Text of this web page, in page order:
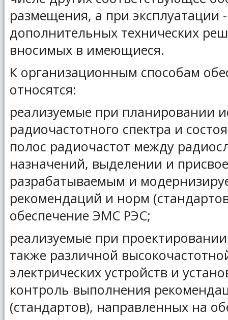
размещения, а при эксплуатации
дополнительных технических
вносимых в имеющиеся.
К организационным способам
относятся:
реализуемые при планировании
радиочастотного спектра и
полос радиочастот между
назначений, выделении и
разрабатываемым и
рекомендаций и норм
обеспечение ЭМС РЭС;
реализуемые при
также различной
электрических устройств и
контроль выполнения
(стандартов), направленных на